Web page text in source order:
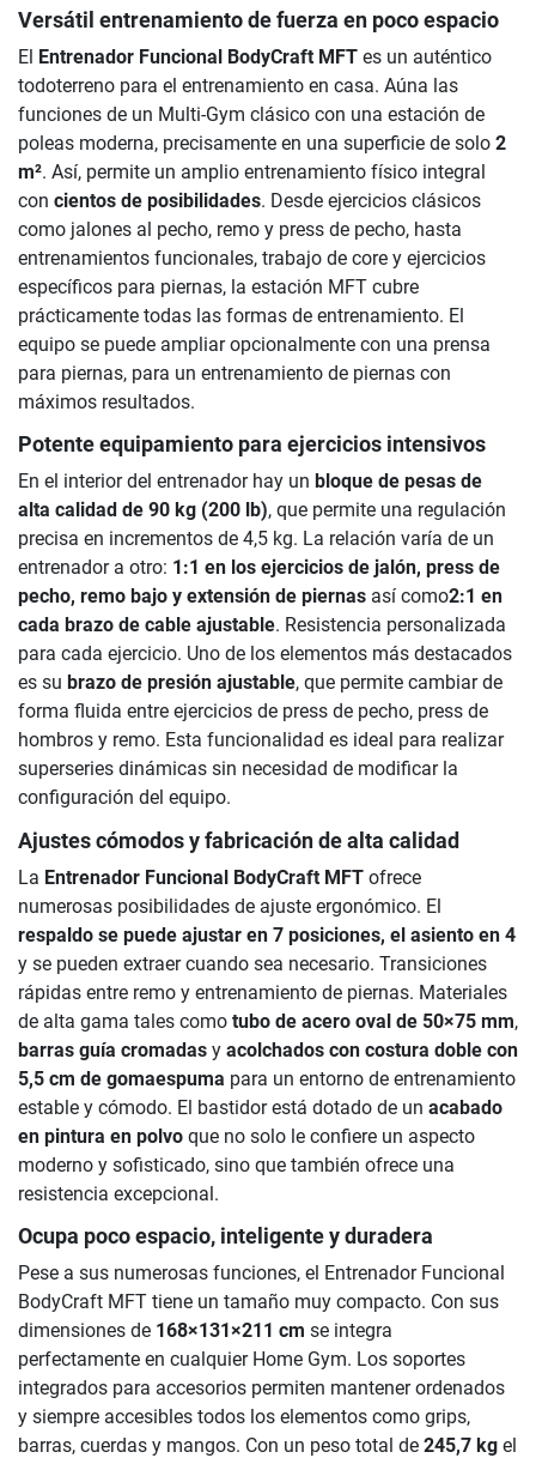
Versátil entrenamiento de fuerza en poco espacio
El Entrenador Funcional BodyCraft MFT es un auténtico
todoterreno para el entrenamiento en casa. Aúna las
funciones de un Multi-Gym clásico con una estación de
poleas moderna, precisamente en una superficie de solo 2
m². Así, permite un amplio entrenamiento físico integral
con cientos de posibilidades. Desde ejercicios clásicos
como jalones al pecho, remo y press de pecho, hasta
entrenamientos funcionales, trabajo de core y ejercicios
específicos para piernas, la estación MFT cubre
prácticamente todas las formas de entrenamiento. El
equipo se puede ampliar opcionalmente con una prensa
para piernas, para un entrenamiento de piernas con
máximos resultados.
Potente equipamiento para ejercicios intensivos
En el interior del entrenador hay un bloque de pesas de
alta calidad de 90 kg (200 lb), que permite una regulación
precisa en incrementos de 4,5 kg. La relación varía de un
entrenador a otro: 1:1 en los ejercicios de jalón, press de
pecho, remo bajo y extensión de piernas así como2:1 en
cada brazo de cable ajustable. Resistencia personalizada
para cada ejercicio. Uno de los elementos más destacados
es su brazo de presión ajustable, que permite cambiar de
forma fluida entre ejercicios de press de pecho, press de
hombros y remo. Esta funcionalidad es ideal para realizar
superseries dinámicas sin necesidad de modificar la
configuración del equipo.
Ajustes cómodos y fabricación de alta calidad
La Entrenador Funcional BodyCraft MFT ofrece
numerosas posibilidades de ajuste ergonómico. El
respaldo se puede ajustar en 7 posiciones, el asiento en 4
y se pueden extraer cuando sea necesario. Transiciones
rápidas entre remo y entrenamiento de piernas. Materiales
de alta gama tales como tubo de acero oval de 50×75 mm,
barras guía cromadas y acolchados con costura doble con
5,5 cm de gomaespuma para un entorno de entrenamiento
estable y cómodo. El bastidor está dotado de un acabado
en pintura en polvo que no solo le confiere un aspecto
moderno y sofisticado, sino que también ofrece una
resistencia excepcional.
Ocupa poco espacio, inteligente y duradera
Pese a sus numerosas funciones, el Entrenador Funcional
BodyCraft MFT tiene un tamaño muy compacto. Con sus
dimensiones de 168×131×211 cm se integra
perfectamente en cualquier Home Gym. Los soportes
integrados para accesorios permiten mantener ordenados
y siempre accesibles todos los elementos como grips,
barras, cuerdas y mangos. Con un peso total de 245,7 kg el